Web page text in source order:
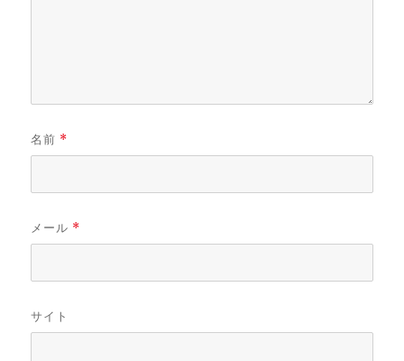
名前 *
メール *
サイト